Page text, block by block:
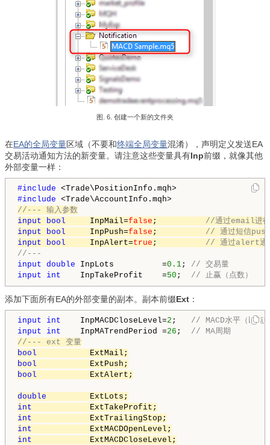
图. 6. 创建一个新的文件夹
在EA的全局变量区域（不要和终端全局变量混淆），声明定义发送EA
交易活动通知方法的新变量。请注意这些变量具有Inp前缀，就像其他
外部变量一样：
#include
#include
//--- 输入参数
input
bool InpMail=false ; //通过email进
input
bool InpPush=false ; // 通过短信
input
bool InpAlert=true ; // 通过alert通
//---
input double InpLots          =0.1; // 交易量
input
int InpTakeProfit    =50 ; // 止赢（点数）
添加下面所有EA的外部变量的副本。副本前缀Ext ：
input int InpMACDCloseLevel=2 ; // MACD水平（以点
input
int InpMATrendPeriod =26 ; // MA周期
//--- ext 变量
bool
bool
bool ExtAlert;
double
int
int
int
int